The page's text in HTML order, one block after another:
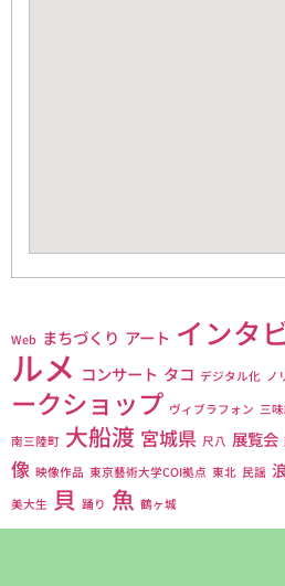
Web まちづくり アート インタ
ルメ コンサート タコ デジタル化 ノ
ークショップ ヴィブラフォン 三
南三陸町 大船渡 宮城県 尺八 展覧会
像 映像作品 東京藝術大学COI拠点 東北 民謡
美大生 貝 踊り 魚 鶴ヶ城